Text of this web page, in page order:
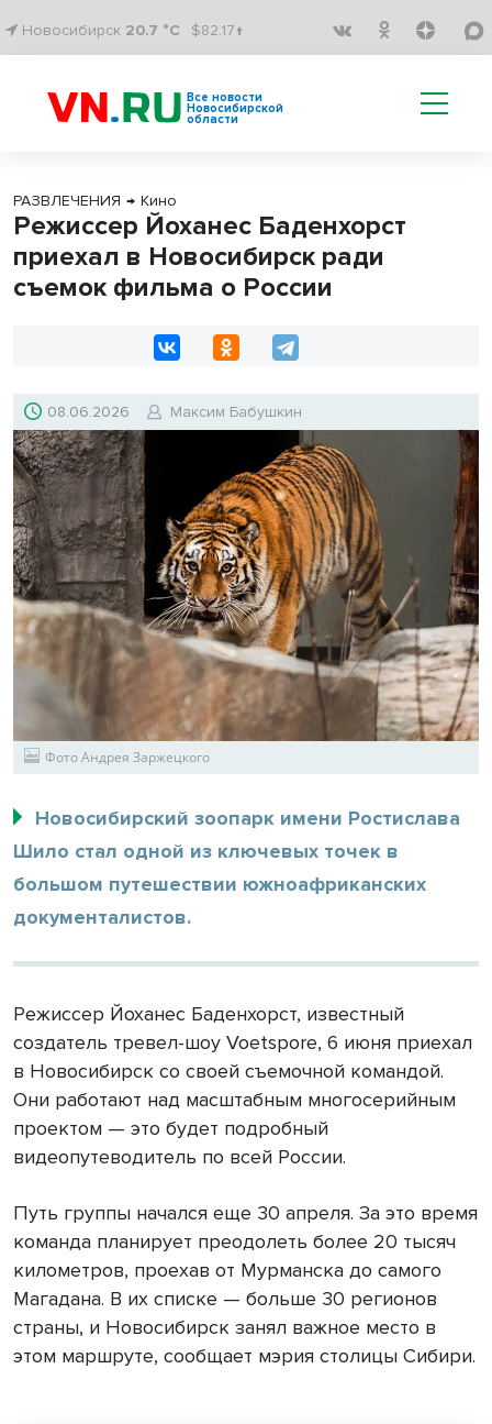
Новосибирск 20.7 °C $82.17↑
Все новости
Новосибирской
области
РАЗВЛЕЧЕНИЯ → Кино
Режиссер Йоханес Баденхорст
приехал в Новосибирск ради
съемок фильма о России
08.06.2026 Максим Бабушкин
Фото Андрея Заржецкого
Новосибирский зоопарк имени Ростислава
Шило стал одной из ключевых точек в
большом путешествии южноафриканских
документалистов.
Режиссер Йоханес Баденхорст, известный
создатель тревел-шоу Voetspore, 6 июня приехал
в Новосибирск со своей съемочной командой.
Они работают над масштабным многосерийным
проектом — это будет подробный
видеопутеводитель по всей России.
Путь группы начался еще 30 апреля. За это время
команда планирует преодолеть более 20 тысяч
километров, проехав от Мурманска до самого
Магадана. В их списке — больше 30 регионов
страны, и Новосибирск занял важное место в
этом маршруте, сообщает мэрия столицы Сибири.